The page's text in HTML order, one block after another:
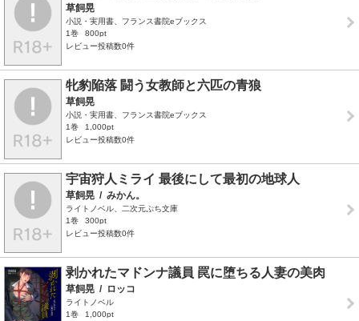
草飼晃
小説・実用書、フランス書院eブックス
1巻
800pt
レビュー投稿数0件
牝豹陥落 闘う女教師と六匹の青狼
草飼晃
小説・実用書、フランス書院eブックス
1巻
1,000pt
レビュー投稿数0件
宇宙狩人ミライ 最後にして最初の地球人
草飼晃 / みかん。
ライトノベル、二次元ぷち文庫
1巻
300pt
レビュー投稿数0件
剥かれたマドンナ議員 罠に堕ちる人妻の美肉
草飼晃 / ロッコ
ライトノベル
1巻
1,000pt